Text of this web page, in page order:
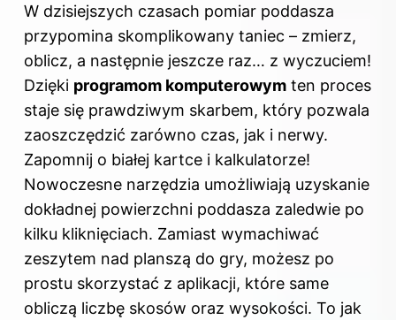
W dzisiejszych czasach pomiar poddasza
przypomina skomplikowany taniec – zmierz,
oblicz, a następnie jeszcze raz… z wyczuciem!
Dzięki programom komputerowym ten proces
staje się prawdziwym skarbem, który pozwala
zaoszczędzić zarówno czas, jak i nerwy.
Zapomnij o białej kartce i kalkulatorze!
Nowoczesne narzędzia umożliwiają uzyskanie
dokładnej powierzchni poddasza zaledwie po
kilku kliknięciach. Zamiast wymachiwać
zeszytem nad planszą do gry, możesz po
prostu skorzystać z aplikacji, które same
obliczą liczbę skosów oraz wysokości. To jak